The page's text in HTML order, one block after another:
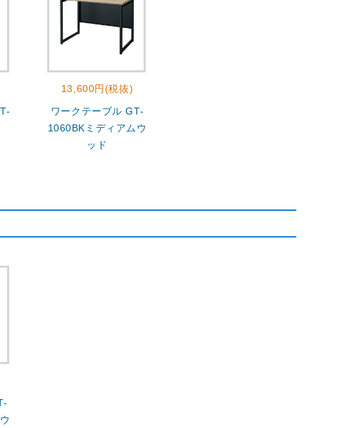
13,600円(税抜)
ワークテーブル GT-
1060BKミディアムウ
ッド